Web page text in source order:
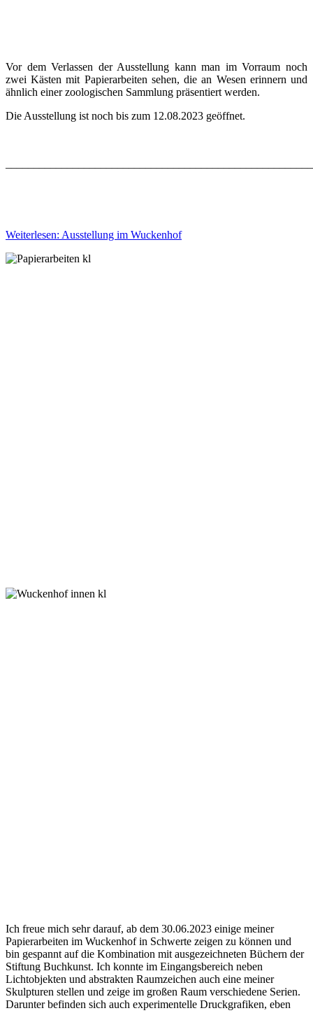
Vor dem Verlassen der Ausstellung kann man im Vorraum noch
zwei Kästen mit Papierarbeiten sehen, die an Wesen erinnern und
ähnlich einer zoologischen Sammlung präsentiert werden.
Die Ausstellung ist noch bis zum 12.08.2023 geöffnet.
Weiterlesen: Ausstellung im Wuckenhof
Ich freue mich sehr darauf, ab dem 30.06.2023 einige meiner
Papierarbeiten im Wuckenhof in Schwerte zeigen zu können und
bin gespannt auf die Kombination mit ausgezeichneten Büchern der
Stiftung Buchkunst. Ich konnte im Eingangsbereich neben
Lichtobjekten und abstrakten Raumzeichen auch eine meiner
Skulpturen stellen und zeige im großen Raum verschiedene Serien.
Darunter befinden sich auch experimentelle Druckgrafiken, eben